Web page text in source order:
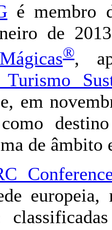
é membro
de
®,
em
de âmbito
europeia,